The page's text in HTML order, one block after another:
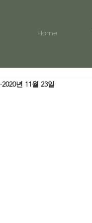
Home
2020년 11월 23일